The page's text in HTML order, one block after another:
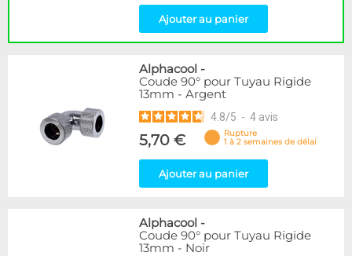
Ajouter au panier
Alphacool -
Coude 90° pour Tuyau Rigide
13mm - Argent
4.8/5 - 4 avis
5,70 €
Rupture
1 à 2 semaines de délai
Ajouter au panier
Alphacool -
Coude 90° pour Tuyau Rigide
13mm - Noir